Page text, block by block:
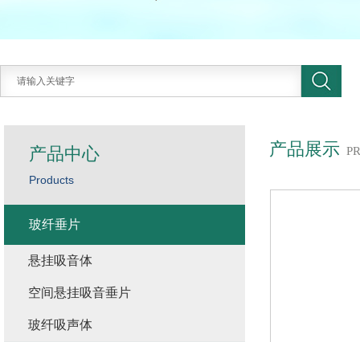
产品展示
产品中心
Products
玻纤垂片
悬挂吸音体
空间悬挂吸音垂片
玻纤吸声体